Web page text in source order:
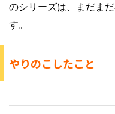
のシリーズは、まだま
す。
やりのこしたこと